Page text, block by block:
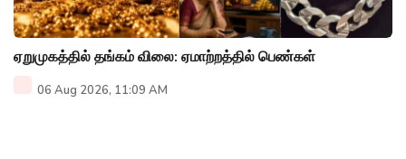
ஏறுமுகத்தில் தங்கம் விலை: ஏமாற்றத்தில் பெண்கள்
06 Aug 2026, 11:09 AM